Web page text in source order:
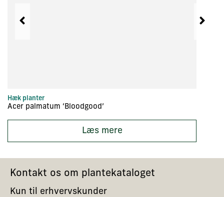
Hæk planter
Acer palmatum ‘Bloodgood’
Læs mere
Kontakt os om plantekataloget
Kun til erhvervskunder